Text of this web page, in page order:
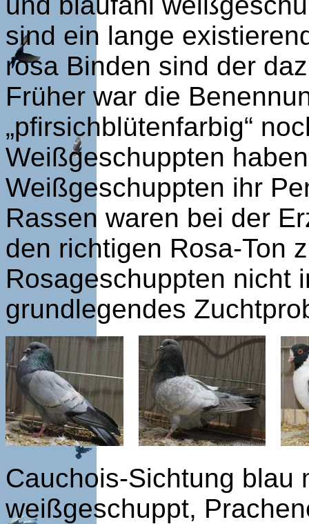
sind ein lange
rosa Binden sind der
Früher war die
„pfirsichblütenfarbig“
Weißgeschuppten
Weißgeschuppten ihr
Rassen waren bei der
den richtigen Rosa-Ton
Rosageschuppten nicht
grundlegendes
Cauchois-Sichtung blau
weißgeschuppt,